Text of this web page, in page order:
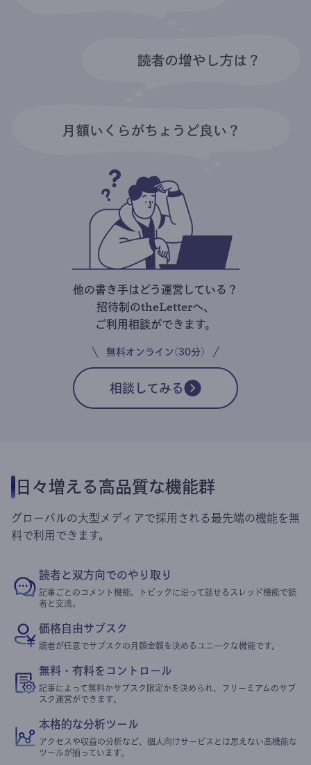
他の書き手はどう運営している？
招待制のtheLetterへ、
ご利用相談ができます。
無料オンライン(30分)
相談してみる
日々増える高品質な機能群
グローバルの大型メディアで採用される最先端の機能を無
料で利用できます。
読者と双方向でのやり取り
記事ごとのコメント機能、トピックに沿って話せるスレッド機能で読
者と交流。
価格自由サブスク
読者が任意でサブスクの月額金額を決めるユニークな機能です。
無料・有料をコントロール
記事によって無料かサブスク限定かを決められ、フリーミアムのサブ
スク運営ができます。
本格的な分析ツール
アクセスや収益の分析など、個人向けサービスとは思えない高機能な
ツールが揃っています。